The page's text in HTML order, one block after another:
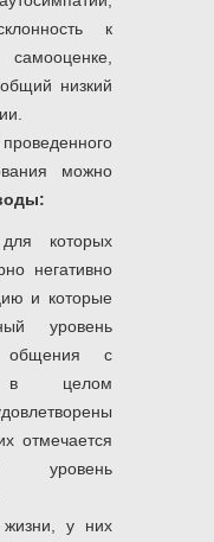
к
низкий
можно
которых
негативно
и которые
уровень
общения с
в целом
отмечается
уровень
жизни, у них